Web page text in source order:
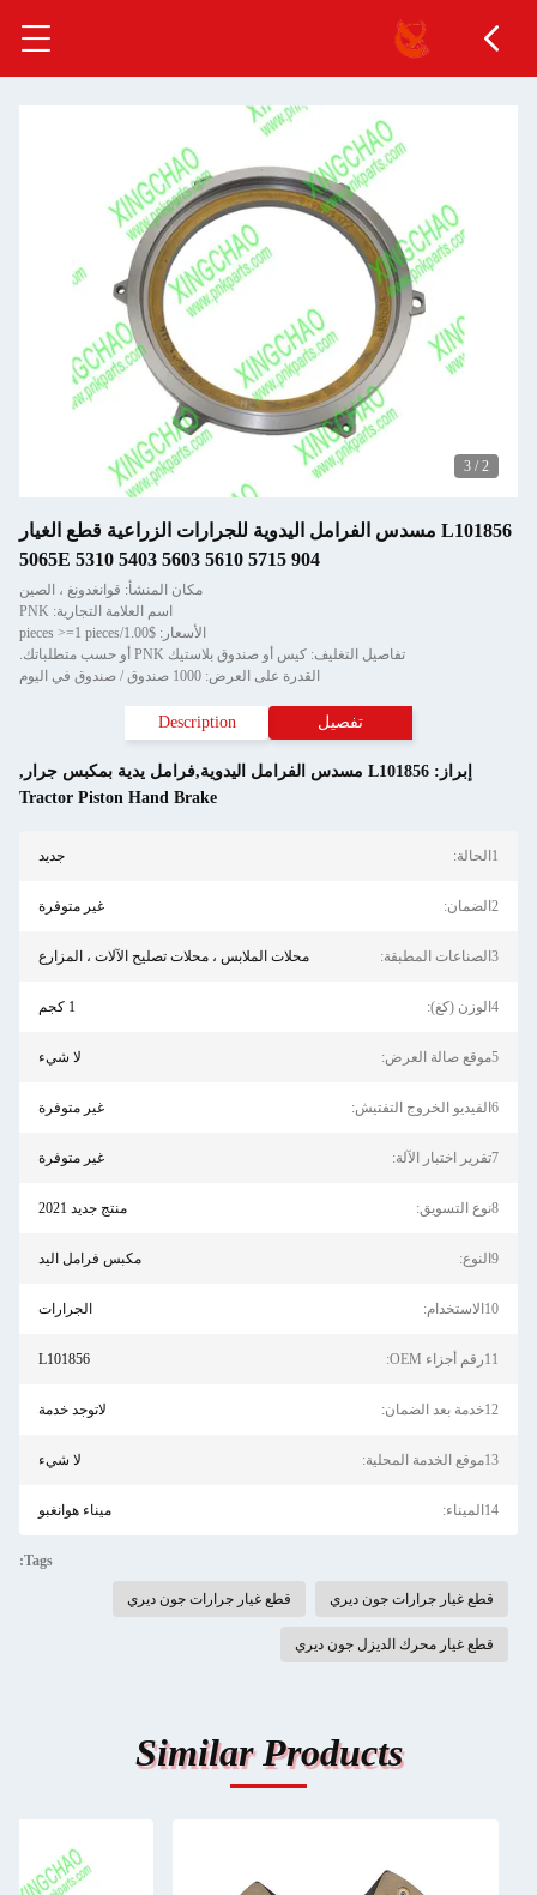
2
/
3
L101856 مسدس الفرامل اليدوية للجرارات الزراعية قطع الغيار
904 5065E 5310 5403 5603 5610 5715
مكان المنشأ: قوانغدونغ ، الصين
اسم العلامة التجارية: PNK
الأسعار: $1.00/pieces >=1 pieces
تفاصيل التغليف: كيس أو صندوق بلاستيك PNK أو حسب متطلباتك.
القدرة على العرض: 1000 صندوق / صندوق في اليوم
تفصيل Description
إبراز: L101856 مسدس الفرامل اليدوية,فرامل يدية بمكبس جرار
,
Tractor Piston Hand Brake
1الحالة: جديد
2الضمان: غير متوفرة
3الصناعات المطبقة: محلات الملابس ، محلات تصليح الآلات ، المزارع
4الوزن (كغ): 1 كجم
5موقع صالة العرض: لا شيء
6الفيديو الخروج التفتيش: غير متوفرة
7تقرير اختبار الآلة: غير متوفرة
8نوع التسويق: منتج جديد 2021
9النوع: مكبس فرامل اليد
10الاستخدام: الجرارات
11رقم أجزاء OEM: L101856
12خدمة بعد الضمان: لاتوجد خدمة
13موقع الخدمة المحلية: لا شيء
14الميناء: ميناء هوانغبو
Tags:
قطع غيار جرارات جون ديري قطع غيار جرارات جون ديري
قطع غيار محرك الديزل جون ديري
Similar Products